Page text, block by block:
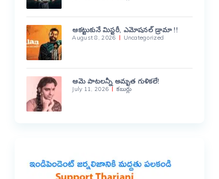
ఆకట్టుకునే మిస్టరీ, ఎమోషనల్ డ్రామా !!
August 8, 2026 Uncategorized
ఆమె పాటలన్నీ అమృత గుళికలే!
July 11, 2026 కబుర్లు